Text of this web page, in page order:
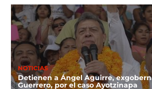
NOTICIAS
Detienen a Ángel Aguirre,
Guerrero, por el caso Ayotzinapa